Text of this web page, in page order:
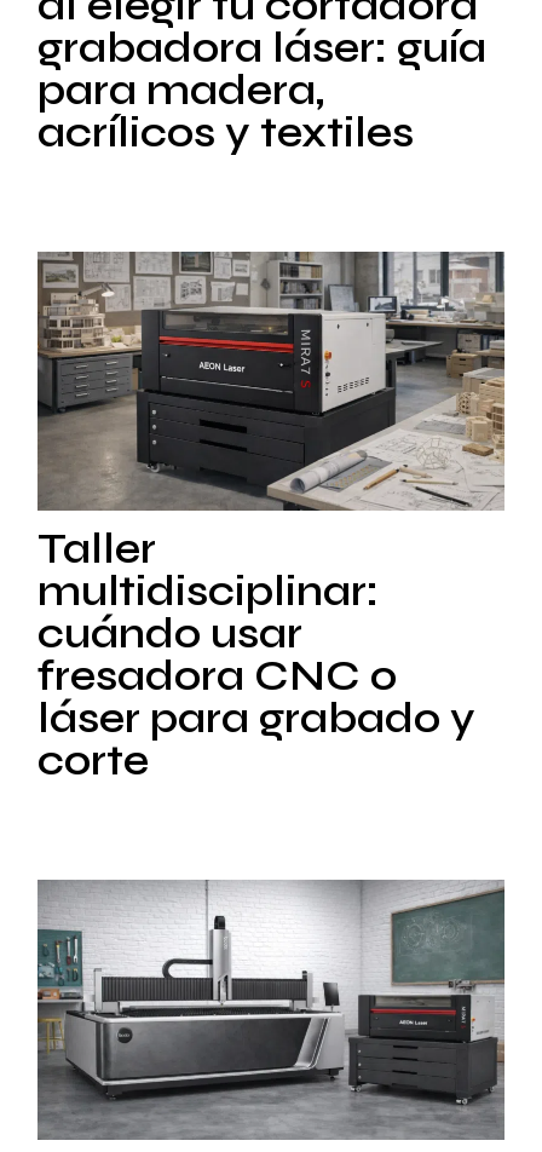
grabadora láser: guía
para madera,
acrílicos y textiles
Taller
multidisciplinar:
cuándo usar
fresadora CNC o
láser para grabado y
corte